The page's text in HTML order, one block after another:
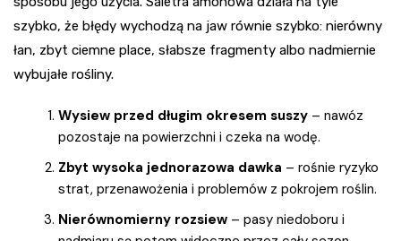
szybko, że błędy wychodzą na jaw równie szybko: nierówny
łan, zbyt ciemne place, słabsze fragmenty albo nadmiernie
wybujałe rośliny.
Wysiew przed długim okresem suszy – nawóz
pozostaje na powierzchni i czeka na wodę.
Zbyt wysoka jednorazowa dawka – rośnie ryzyko
strat, przenawożenia i problemów z pokrojem roślin.
Nierównomierny rozsiew – pasy niedoboru i